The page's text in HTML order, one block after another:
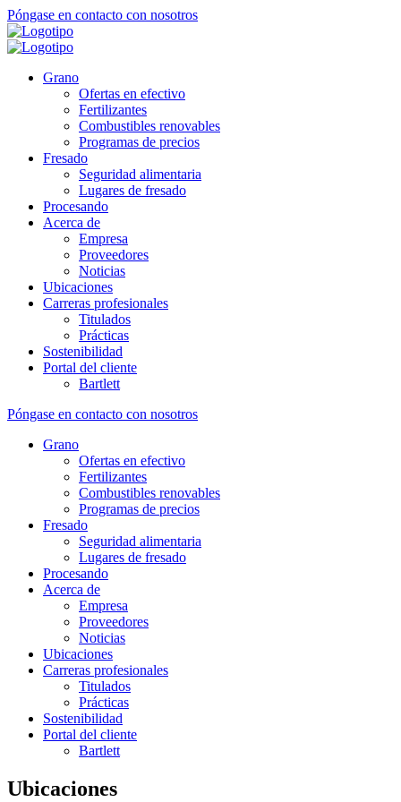
Ir
al
contenido
Póngase en contacto con nosotros
Grano
Ofertas en efectivo
Fertilizantes
Combustibles renovables
Programas de precios
Fresado
Seguridad alimentaria
Lugares de fresado
Procesando
Acerca de
Empresa
Proveedores
Noticias
Ubicaciones
Carreras profesionales
Titulados
Prácticas
Sostenibilidad
Portal del cliente
Bartlett
Póngase en contacto con nosotros
Grano
Ofertas en efectivo
Fertilizantes
Combustibles renovables
Programas de precios
Fresado
Seguridad alimentaria
Lugares de fresado
Procesando
Acerca de
Empresa
Proveedores
Noticias
Ubicaciones
Carreras profesionales
Titulados
Prácticas
Sostenibilidad
Portal del cliente
Bartlett
Ubicaciones